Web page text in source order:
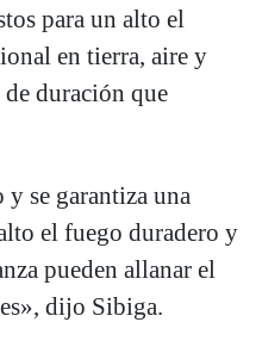
para un alto el
en tierra, aire y
duración que
y se garantiza una
el fuego duradero y
pueden allanar el
dijo Sibiga.